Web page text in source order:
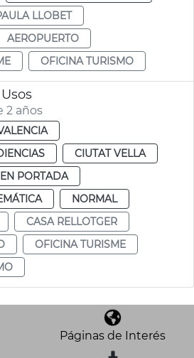
LLOBET
AEROPUERTO
OFICINA TURISMO
2 años
CIUTAT VELLA
EN PORTADA
NORMAL
CASA RELLOTGER
OFICINA TURISME
Páginas de Interés